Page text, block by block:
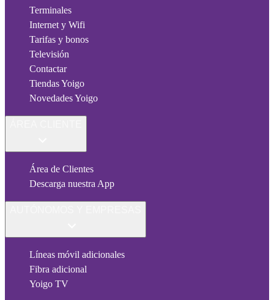
Terminales
Internet y Wifi
Tarifas y bonos
Televisión
Contactar
Tiendas Yoigo
Novedades Yoigo
Área de Clientes
Descarga nuestra App
Líneas móvil adicionales
Fibra adicional
Yoigo TV